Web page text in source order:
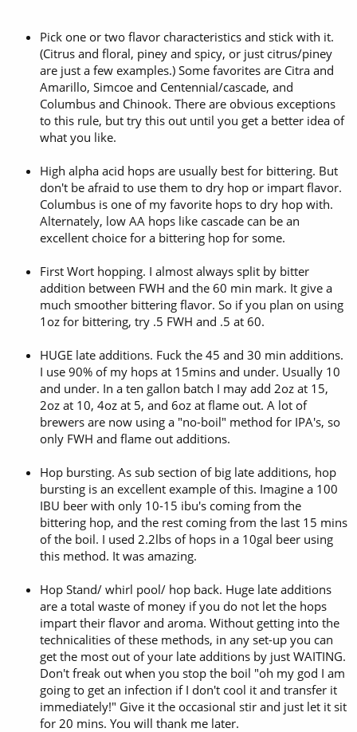
Pick one or two flavor characteristics and stick with it.
(Citrus and floral, piney and spicy, or just citrus/piney
are just a few examples.) Some favorites are Citra and
Amarillo, Simcoe and Centennial/cascade, and
Columbus and Chinook. There are obvious exceptions
to this rule, but try this out until you get a better idea of
what you like.
High alpha acid hops are usually best for bittering. But
don't be afraid to use them to dry hop or impart flavor.
Columbus is one of my favorite hops to dry hop with.
Alternately, low AA hops like cascade can be an
excellent choice for a bittering hop for some.
First Wort hopping. I almost always split by bitter
addition between FWH and the 60 min mark. It give a
much smoother bittering flavor. So if you plan on using
1oz for bittering, try .5 FWH and .5 at 60.
HUGE late additions. Fuck the 45 and 30 min additions.
I use 90% of my hops at 15mins and under. Usually 10
and under. In a ten gallon batch I may add 2oz at 15,
2oz at 10, 4oz at 5, and 6oz at flame out. A lot of
brewers are now using a "no-boil" method for IPA's, so
only FWH and flame out additions.
Hop bursting. As sub section of big late additions, hop
bursting is an excellent example of this. Imagine a 100
IBU beer with only 10-15 ibu's coming from the
bittering hop, and the rest coming from the last 15 mins
of the boil. I used 2.2lbs of hops in a 10gal beer using
this method. It was amazing.
Hop Stand/ whirl pool/ hop back. Huge late additions
are a total waste of money if you do not let the hops
impart their flavor and aroma. Without getting into the
technicalities of these methods, in any set-up you can
get the most out of your late additions by just WAITING.
Don't freak out when you stop the boil "oh my god I am
going to get an infection if I don't cool it and transfer it
immediately!" Give it the occasional stir and just let it sit
for 20 mins. You will thank me later.